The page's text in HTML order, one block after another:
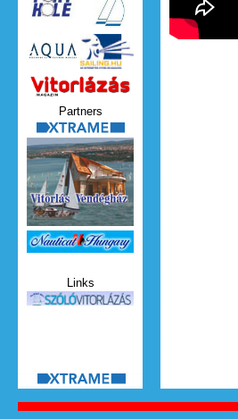
Vitorlazas_magazin.jpg
Partners
xtrame.png
Nauticat.jpg
Links
szolo_vitorlazas.jpg